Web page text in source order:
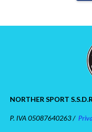
NORTHER SPORT
P. IVA 05087640263 /